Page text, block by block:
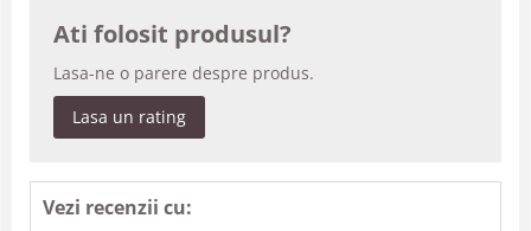
Ati folosit produsul?
Lasa-ne o parere despre produs.
Lasa un rating
Vezi recenzii cu: